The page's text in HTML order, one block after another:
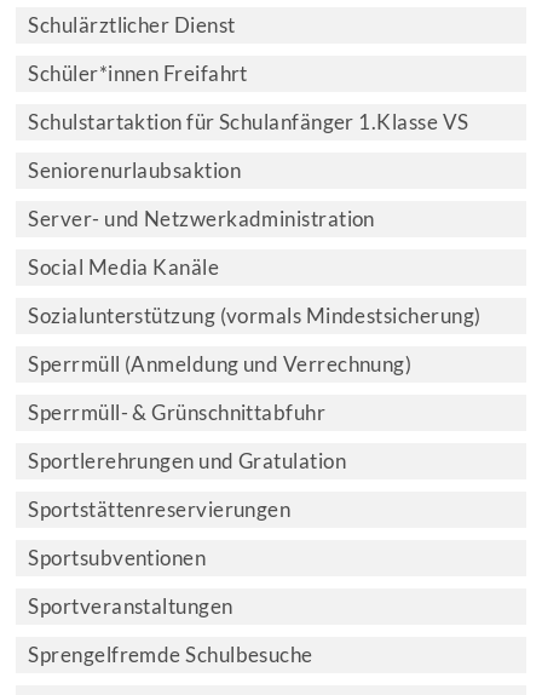
Schulärztlicher Dienst
Schüler*innen Freifahrt
Schulstartaktion für Schulanfänger 1.Klasse VS
Seniorenurlaubsaktion
Server- und Netzwerkadministration
Social Media Kanäle
Sozialunterstützung (vormals Mindestsicherung)
Sperrmüll (Anmeldung und Verrechnung)
Sperrmüll- & Grünschnittabfuhr
Sportlerehrungen und Gratulation
Sportstättenreservierungen
Sportsubventionen
Sportveranstaltungen
Sprengelfremde Schulbesuche